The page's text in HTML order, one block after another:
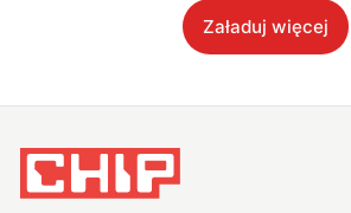
Załaduj więcej